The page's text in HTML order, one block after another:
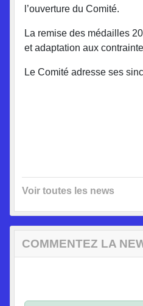
l’ouverture du Comité.
La remise des médailles
et adaptation aux
Le Comité adresse ses
Voir toutes les news
COMMENTEZ LA